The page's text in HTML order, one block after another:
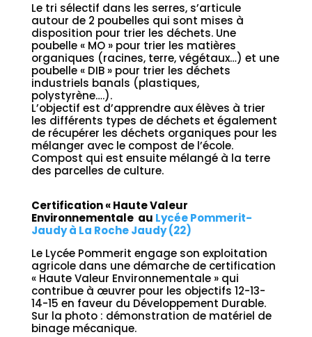
Le tri sélectif dans les serres, s’articule
autour de 2 poubelles qui sont mises à
disposition pour trier les déchets. Une
poubelle « MO » pour trier les matières
organiques (racines, terre, végétaux…) et une
poubelle « DIB » pour trier les déchets
industriels banals (plastiques,
polystyrène….).
L’objectif est d’apprendre aux élèves à trier
les différents types de déchets et également
de récupérer les déchets organiques pour les
mélanger avec le compost de l’école.
Compost qui est ensuite mélangé à la terre
des parcelles de culture.
Certification « Haute Valeur
Environnementale au Lycée Pommerit-
Jaudy à La Roche Jaudy (22)
Le Lycée Pommerit engage son exploitation
agricole dans une démarche de certification
« Haute Valeur Environnementale » qui
contribue à œuvrer pour les objectifs 12-13-
14-15 en faveur du Développement Durable.
Sur la photo : démonstration de matériel de
binage mécanique.